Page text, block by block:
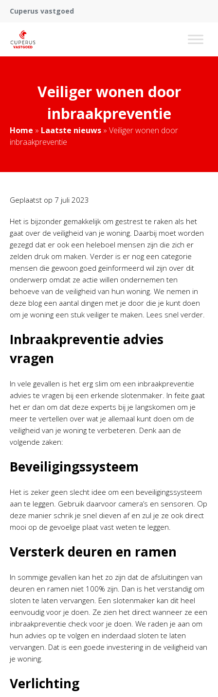
Cuperus vastgoed
Veiliger wonen door
inbraakpreventie
Home » Laatste nieuws » Veiliger wonen door
inbraakpreventie
Geplaatst op 7 juli 2023
Het is bijzonder gemakkelijk om gestrest te raken als het
gaat over de veiligheid van je woning. Daarbij moet worden
gezegd dat er ook een heleboel mensen zijn die zich er
zelden druk om maken. Verder is er nog een categorie
mensen die gewoon goed geïnformeerd wil zijn over dit
onderwerp omdat ze actie willen ondernemen ten
behoeve van de veiligheid van hun woning. We nemen in
deze blog een aantal dingen met je door die je kunt doen
om je woning een stuk veiliger te maken. Lees snel verder.
Inbraakpreventie advies
vragen
In vele gevallen is het erg slim om een inbraakpreventie
advies te vragen bij een erkende slotenmaker. In feite gaat
het er dan om dat deze experts bij je langskomen om je
meer te vertellen over wat je allemaal kunt doen om de
veiligheid van je woning te verbeteren. Denk aan de
volgende zaken:
Beveiligingssysteem
Het is zeker geen slecht idee om een beveiligingssysteem
aan te leggen. Gebruik daarvoor camera’s en sensoren. Op
deze manier schrik je snel dieven af en zul je ze ook direct
mooi op de gevoelige plaat vast weten te leggen.
Versterk deuren en ramen
In sommige gevallen kan het zo zijn dat de afsluitingen van
deuren en ramen niet 100% zijn. Dan is het verstandig om
sloten te laten vervangen. Een slotenmaker kan dit heel
eenvoudig voor je doen. Ze zien het direct wanneer ze een
inbraakpreventie check voor je doen. We raden je aan om
hun advies op te volgen en inderdaad sloten te laten
vervangen. Dat is een goede investering in de veiligheid van
je woning.
Verlichting